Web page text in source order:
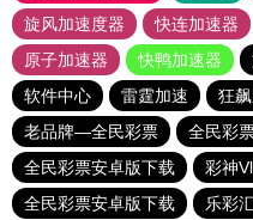
旋风加速度器
快连加速器
原子加速器
快鸭加速器
软件中心
雷霆加速 狂
老品牌—全民彩票
全民彩
全民彩票安卓版下载
彩神
全民彩票安卓版下载
乐彩